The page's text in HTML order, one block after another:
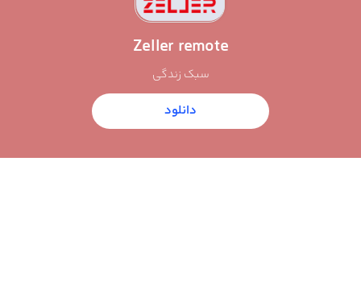
Zeller remote
سبک زندگی
دانلود